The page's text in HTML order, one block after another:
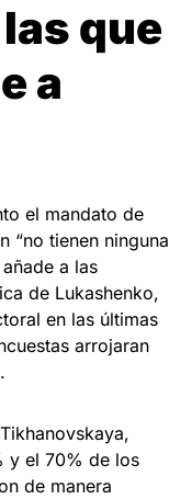
que
a
el mandato de
“no tienen ninguna
a las
de Lukashenko,
en las últimas
arrojaran
y el 70% de los
de manera